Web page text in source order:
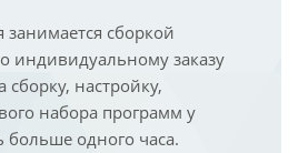
сборкой
индивидуальному заказу
сборку, настройку,
набора программ у
больше одного часа.